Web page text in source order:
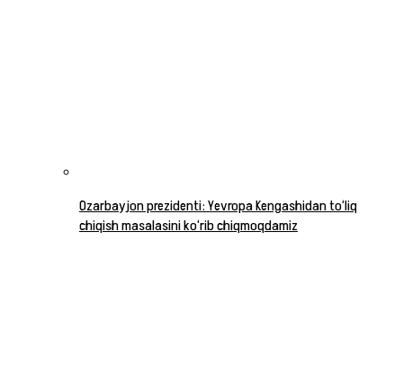
Ozarbayjon prezidenti: Yevropa Kengashidan to‘liq
chiqish masalasini ko‘rib chiqmoqdamiz